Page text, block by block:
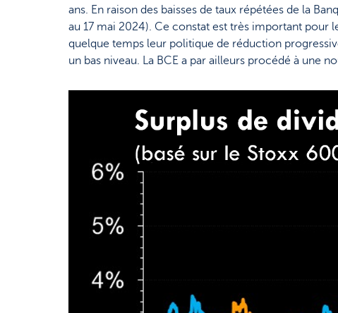
ans. En raison des baisses de taux répétées de la
au 17 mai 2024). Ce constat est très important pour
quelque temps leur politique de réduction
un bas niveau. La BCE a par ailleurs procédé à une